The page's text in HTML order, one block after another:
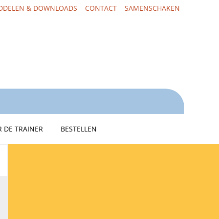
& DOWNLOADS CONTACT SAMENSCHAKEN
DE TRAINER BESTELLEN